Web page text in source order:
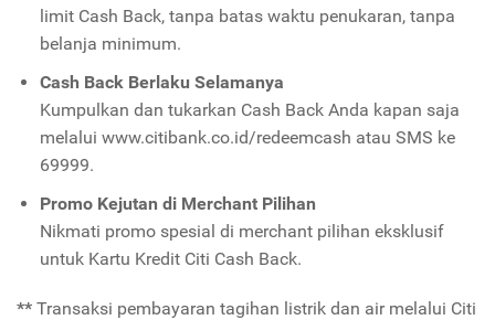
limit Cash Back, tanpa batas waktu penukaran, tanpa
belanja minimum.
Cash Back Berlaku Selamanya
Kumpulkan dan tukarkan Cash Back Anda kapan saja
melalui www.citibank.co.id/redeemcash atau SMS ke
69999.
Promo Kejutan di Merchant Pilihan
Nikmati promo spesial di merchant pilihan eksklusif
untuk Kartu Kredit Citi Cash Back.
** Transaksi pembayaran tagihan listrik dan air melalui Citi